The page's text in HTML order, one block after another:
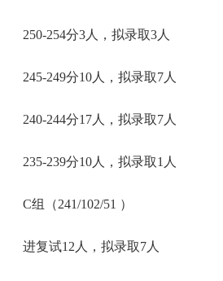
250-254分3人，拟录取3人
245-249分10人，拟录取7人
240-244分17人，拟录取7人
235-239分10人，拟录取1人
C组（241/102/51 ）
进复试12人，拟录取7人